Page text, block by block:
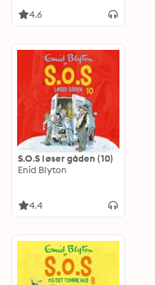
4.6
S.O.S løser gåden (10)
Enid Blyton
4.4